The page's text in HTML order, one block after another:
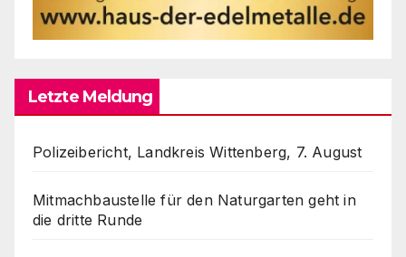
Letzte Meldung
Polizeibericht, Landkreis Wittenberg, 7. August
Mitmachbaustelle für den Naturgarten geht in
die dritte Runde